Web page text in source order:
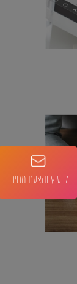
לייעוץ והצעת מחיר